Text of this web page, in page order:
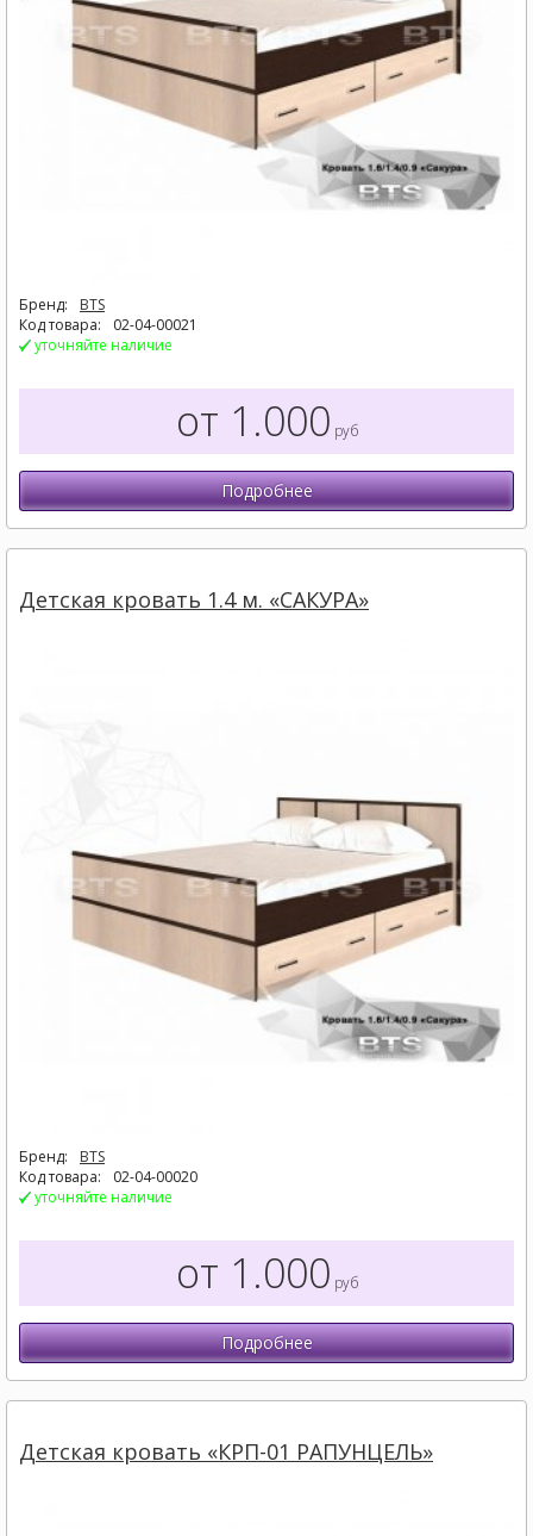
Бренд:
BTS
Код товара:
02-04-00021
уточняйте наличие
от 1.000 руб
Подробнее
Детская кровать 1.4 м. «САКУРА»
Бренд:
BTS
Код товара:
02-04-00020
уточняйте наличие
от 1.000 руб
Подробнее
Детская кровать «КРП-01 РАПУНЦЕЛЬ»